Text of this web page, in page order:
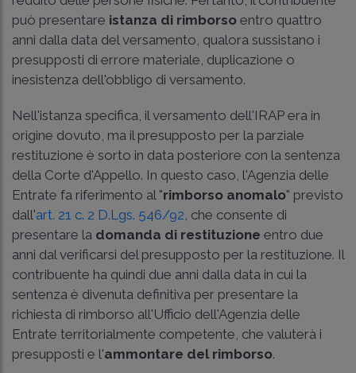
può presentare istanza di rimborso entro quattro
anni dalla data del versamento, qualora sussistano i
presupposti di errore materiale, duplicazione o
inesistenza dell'obbligo di versamento.
Nell'istanza specifica, il versamento dell'IRAP era in
origine dovuto, ma il presupposto per la parziale
restituzione è sorto in data posteriore con la sentenza
della Corte d'Appello. In questo caso, l'Agenzia delle
Entrate fa riferimento al "rimborso anomalo" previsto
dall'art. 21 c. 2 D.Lgs. 546/92 , che consente di
presentare la domanda di restituzione entro due
anni dal verificarsi del presupposto per la restituzione. Il
contribuente ha quindi due anni dalla data in cui la
sentenza è divenuta definitiva per presentare la
richiesta di rimborso all'Ufficio dell'Agenzia delle
Entrate territorialmente competente, che valuterà i
presupposti e l'ammontare del rimborso.